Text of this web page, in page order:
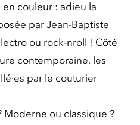
couleur : adieu la
par Jean-Baptiste
ou rock-nroll ! Côté
contemporaine, les
par le couturier
Moderne ou classique ?